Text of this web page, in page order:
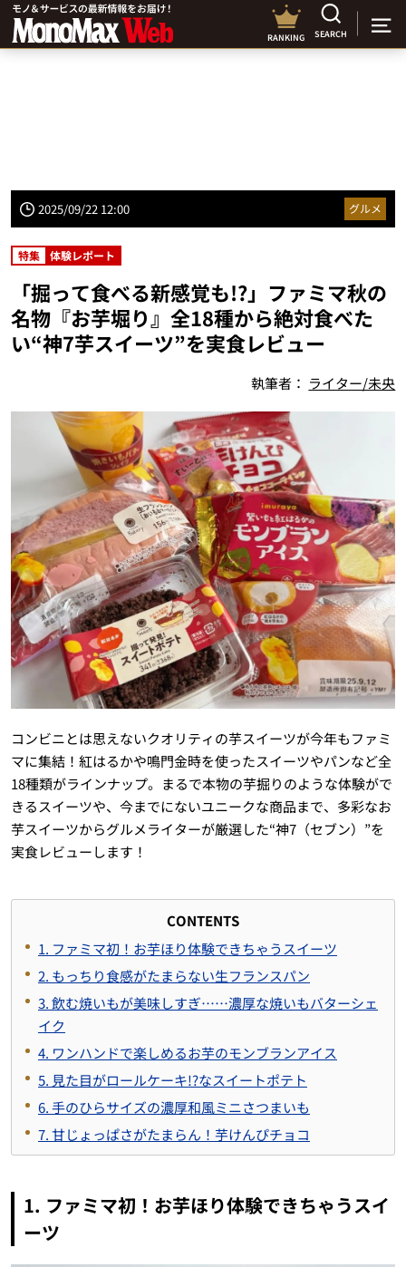
RANKING SEARCH
2025/09/22 12:00 グルメ
特集 体験レポート
「掘って食べる新感覚も!?」ファミマ秋の
名物『お芋堀り』全18種から絶対食べた
い“神7芋スイーツ”を実食レビュー
執筆者： ライター/未央
コンビニとは思えないクオリティの芋スイーツが今年もファミ
マに集結！紅はるかや鳴門金時を使ったスイーツやパンなど全
18種類がラインナップ。まるで本物の芋掘りのような体験がで
きるスイーツや、今までにないユニークな商品まで、多彩なお
芋スイーツからグルメライターが厳選した“神7（セブン）”を
実食レビューします！
CONTENTS
1. ファミマ初！お芋ほり体験できちゃうスイーツ
2. もっちり食感がたまらない生フランスパン
3. 飲む焼いもが美味しすぎ……濃厚な焼いもバターシェ
イク
4. ワンハンドで楽しめるお芋のモンブランアイス
5. 見た目がロールケーキ!?なスイートポテト
6. 手のひらサイズの濃厚和風ミニさつまいも
7. 甘じょっぱさがたまらん！芋けんぴチョコ
1. ファミマ初！お芋ほり体験できちゃうスイ
ーツ